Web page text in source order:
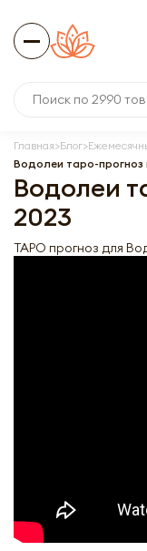
Главная Блог
Водолеи таро-прогноз
Водолеи
2023
ТАРО прогноз для